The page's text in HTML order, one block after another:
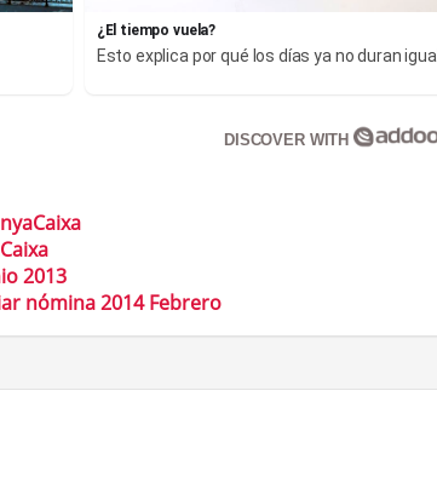
¿El tiempo vuela?
Esto explica por qué los días ya no duran igual
DISCOVER WITH
2013
nómina 2014 Febrero